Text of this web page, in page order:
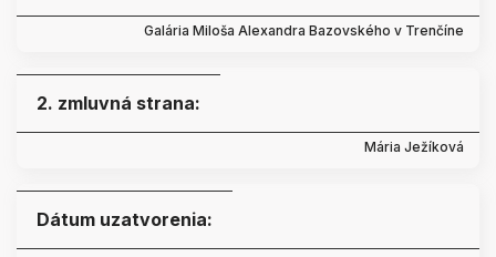
Galária Miloša Alexandra Bazovského v Trenčíne
2. zmluvná strana:
Mária Ježíková
Dátum uzatvorenia: